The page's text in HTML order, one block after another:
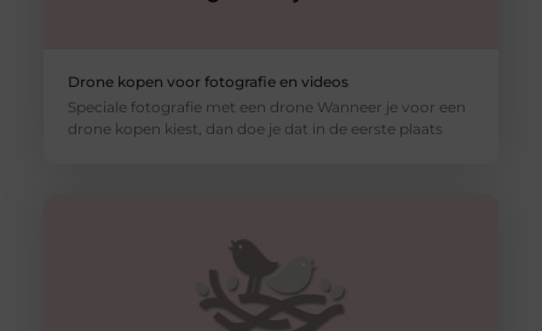
Drone kopen voor fotografie en videos
Speciale fotografie met een drone Wanneer je voor een
drone kopen kiest, dan doe je dat in de eerste plaats